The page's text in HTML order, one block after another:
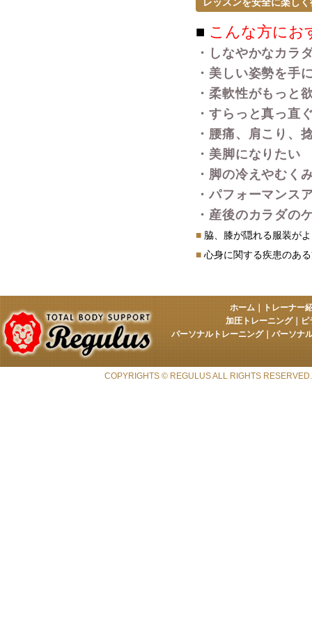
■ こんな方にお
・しなやかなカラ
・美しい姿勢を手
・柔軟性がもっと
・すらっと真っ直
・腰痛、肩こり、
・美脚になりたい
・脚の冷えやむく
・パフォーマンス
・産後のカラダの
■ 脇、膝が隠れる服装が
■ 心身に関する疾患のあ
ホーム｜トレーナー
加圧トレーニング｜ピ
パーソナルトレーニング｜パーソナ
COPYRIGHTS © REGULUS ALL RIGHTS RESERVED.